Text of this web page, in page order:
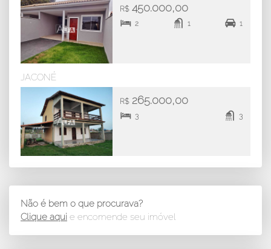
R$450.000,00
2 1 1
JACONÉ
R$265.000,00
3 3
Não é bem o que procurava?
Clique aqui e encomende seu imóvel